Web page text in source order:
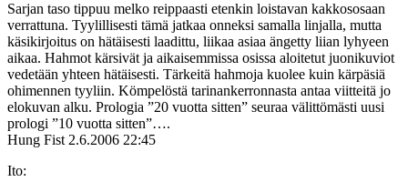
Sarjan taso tippuu melko reippaasti etenkin loistavan kakkososaan
verrattuna. Tyylillisesti tämä jatkaa onneksi samalla linjalla, mutta
käsikirjoitus on hätäisesti laadittu, liikaa asiaa ängetty liian lyhyeen
aikaa. Hahmot kärsivät ja aikaisemmissa osissa aloitetut juonikuviot
vedetään yhteen hätäisesti. Tärkeitä hahmoja kuolee kuin kärpäsiä
ohimennen tyyliin. Kömpelöstä tarinankerronnasta antaa viitteitä jo
elokuvan alku. Prologia ”20 vuotta sitten” seuraa välittömästi uusi
prologi ”10 vuotta sitten”….
Hung Fist 2.6.2006 22:45
Ito: